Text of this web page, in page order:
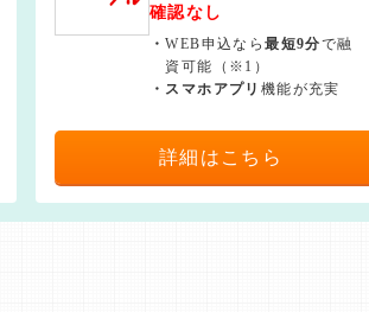
確認なし
・WEB申込なら最短9分で融
資可能（※1）
・ スマホアプリ 機能が充実
詳細はこちら